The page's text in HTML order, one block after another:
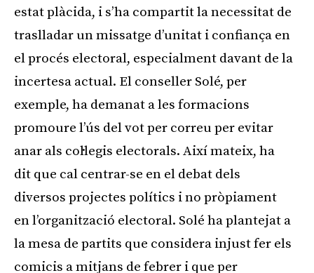
estat plàcida, i s’ha compartit la necessitat de
traslladar un missatge d’unitat i confiança en
el procés electoral, especialment davant de la
incertesa actual. El conseller Solé, per
exemple, ha demanat a les formacions
promoure l’ús del vot per correu per evitar
anar als col·legis electorals. Així mateix, ha
dit que cal centrar-se en el debat dels
diversos projectes polítics i no pròpiament
en l’organització electoral. Solé ha plantejat a
la mesa de partits que considera injust fer els
comicis a mitjans de febrer i que per